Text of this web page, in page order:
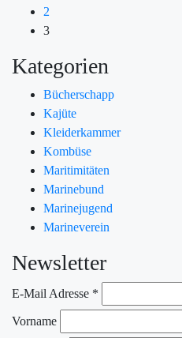
2
3
Kategorien
Bücherschapp
Kajüte
Kleiderkammer
Kombüse
Maritimitäten
Marinebund
Marinejugend
Marineverein
Newsletter
E-Mail Adresse *
Vorname